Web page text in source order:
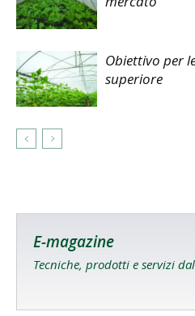
Obiettivo per
superiore
E-magazine
Tecniche, prodotti e servizi